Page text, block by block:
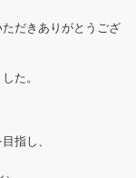
だきありがとうござ
た。
指し、